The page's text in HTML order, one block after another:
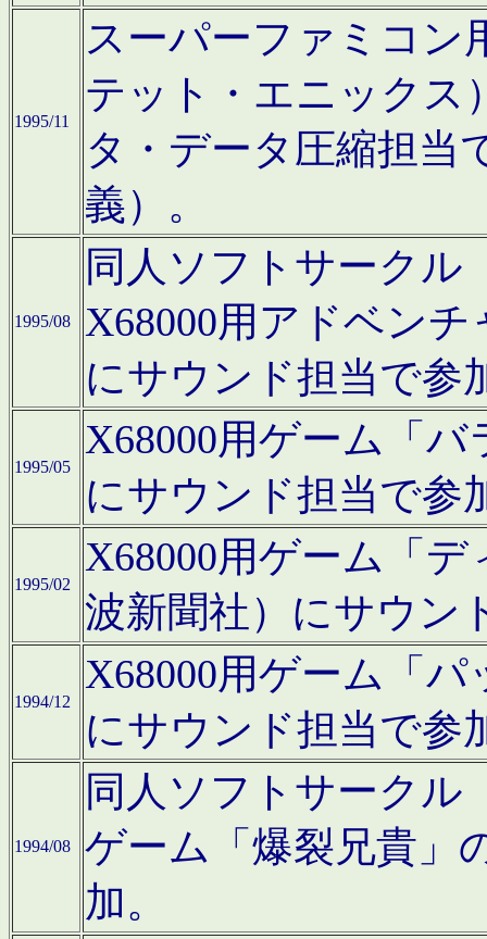
1995/11
スーパーファミコン
テット・エニックス
タ・データ圧縮担当
義）。
1995/08
同人ソフトサークル
X68000用アドベン
にサウンド担当で参
1995/05
X68000用ゲーム「
にサウンド担当で参
1995/02
X68000用ゲーム「
波新聞社）にサウン
1994/12
X68000用ゲーム「
にサウンド担当で参
1994/08
同人ソフトサークル
ゲーム「爆裂兄貴」
加。